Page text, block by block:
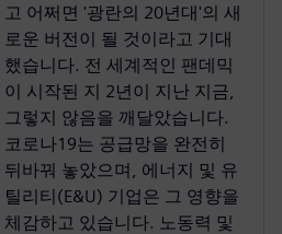
고 어쩌면 '광란의 20년대'의 새
로운 버전이 될 것이라고 기대
했습니다. 전 세계적인 팬데믹
이 시작된 지 2년이 지난 지금,
그렇지 않음을 깨달았습니다.
코로나19는 공급망을 완전히
뒤바꿔 놓았으며, 에너지 및 유
틸리티(E&U) 기업은 그 영향을
체감하고 있습니다. 노동력 및